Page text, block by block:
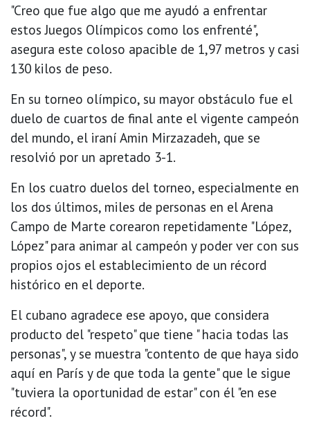
"Creo que fue algo que me ayudó a enfrentar
estos Juegos Olímpicos como los enfrenté",
asegura este coloso apacible de 1,97 metros y casi
130 kilos de peso.
En su torneo olímpico, su mayor obstáculo fue el
duelo de cuartos de final ante el vigente campeón
del mundo, el iraní Amin Mirzazadeh, que se
resolvió por un apretado 3-1.
En los cuatro duelos del torneo, especialmente en
los dos últimos, miles de personas en el Arena
Campo de Marte corearon repetidamente "López,
López" para animar al campeón y poder ver con sus
propios ojos el establecimiento de un récord
histórico en el deporte.
El cubano agradece ese apoyo, que considera
producto del "respeto" que tiene " hacia todas las
personas", y se muestra "contento de que haya sido
aquí en París y de que toda la gente" que le sigue
"tuviera la oportunidad de estar" con él "en ese
récord".